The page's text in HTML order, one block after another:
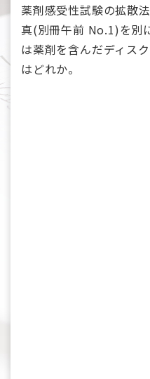
薬剤感受性試験の拡散
真(別冊午前 No.1)を別
は薬剤を含んだディス
はどれか。